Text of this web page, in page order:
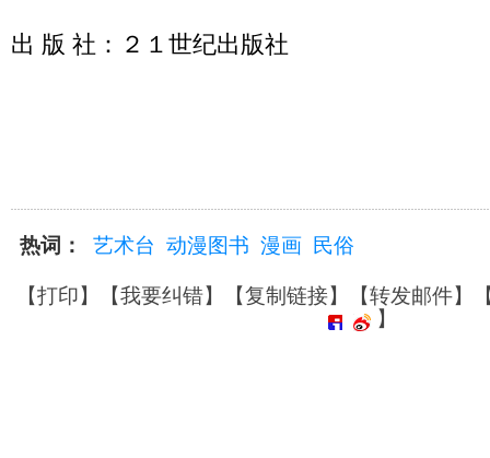
出 版 社：２１世纪出版社
热词： 艺术台 动漫图书 漫画 民俗
【打印】【我要纠错】【复制链接】【转发邮件】
】